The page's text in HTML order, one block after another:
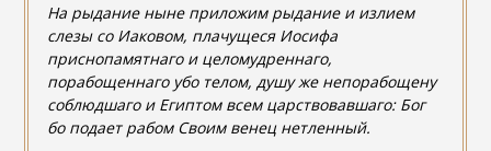
На рыдание ныне приложим рыдание и излием
слезы со Иаковом, плачущеся Иосифа
приснопамятнаго и целомудреннаго,
порабощеннаго убо телом, душу же непорабощену
соблюдшаго и Египтом всем царствовавшаго: Бог
бо подает рабом Своим венец нетленный.